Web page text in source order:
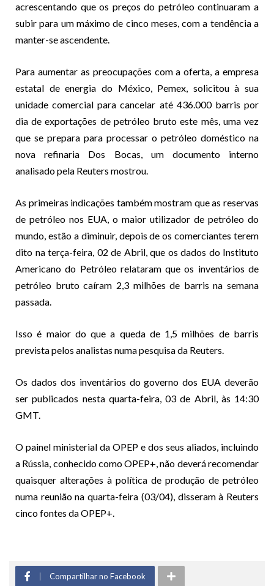
acrescentando que os preços do petróleo continuaram a
subir para um máximo de cinco meses, com a tendência a
manter-se ascendente.
Para aumentar as preocupações com a oferta, a empresa
estatal de energia do México, Pemex, solicitou à sua
unidade comercial para cancelar até 436.000 barris por
dia de exportações de petróleo bruto este mês, uma vez
que se prepara para processar o petróleo doméstico na
nova refinaria Dos Bocas, um documento interno
analisado pela Reuters mostrou.
As primeiras indicações também mostram que as reservas
de petróleo nos EUA, o maior utilizador de petróleo do
mundo, estão a diminuir, depois de os comerciantes terem
dito na terça-feira, 02 de Abril, que os dados do Instituto
Americano do Petróleo relataram que os inventários de
petróleo bruto caíram 2,3 milhões de barris na semana
passada.
Isso é maior do que a queda de 1,5 milhões de barris
prevista pelos analistas numa pesquisa da Reuters.
Os dados dos inventários do governo dos EUA deverão
ser publicados nesta quarta-feira, 03 de Abril, às 14:30
GMT.
O painel ministerial da OPEP e dos seus aliados, incluindo
a Rússia, conhecido como OPEP+, não deverá recomendar
quaisquer alterações à política de produção de petróleo
numa reunião na quarta-feira (03/04), disseram à Reuters
cinco fontes da OPEP+.
Compartilhar no Facebook